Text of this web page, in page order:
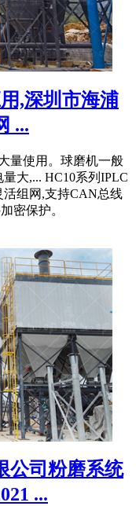
,深圳市海浦
...
量使用。球磨机一般
大,... HC10系列IPLC
活组网,支持CAN总线
密保护。
公司粉磨系统
...